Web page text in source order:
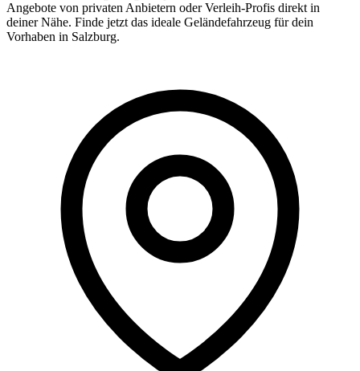
Angebote von privaten Anbietern oder Verleih-Profis direkt in
deiner Nähe. Finde jetzt das ideale Geländefahrzeug für dein
Vorhaben in Salzburg.